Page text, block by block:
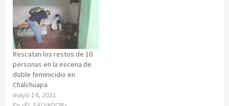
Rescatan los restos de 10
personas en la escena de
doble feminicidio en
Chalchuapa
mayo 14, 2021